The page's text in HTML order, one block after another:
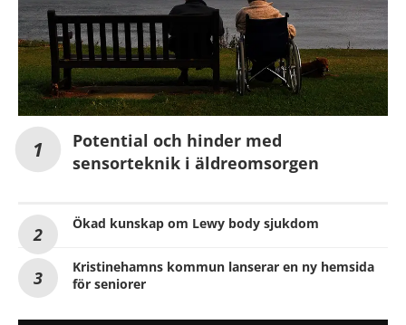
Potential och hinder med
sensorteknik i äldreomsorgen
Ökad kunskap om Lewy body sjukdom
Kristinehamns kommun lanserar en ny hemsida
för seniorer